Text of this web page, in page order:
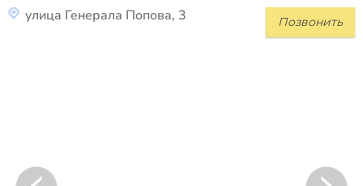
Позвонить
улица Генерала Попова, 3